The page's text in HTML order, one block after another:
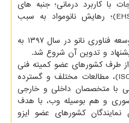
با کاربرد درمانی؛ جنبه های
ایمنی، سلامت و محیط زیست (EHS)؛ رهایش نانومواد به سبب
نانو در سال ۱۳۹۷ به
و تدوین آن شروع شد.
از طرف کشورهای عضو کمیته فنی
استاندارد فناوری نانو ایزو (ISO/TC ۲۲۹)، مطالعات مختلف و گسترده
با متخصصان داخلی و خارجی
و هم بوسیله وب، با هدف
نمایندگان کشورهای عضو ایزو